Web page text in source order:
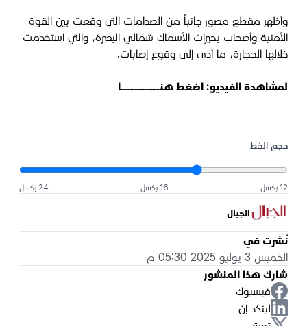
وأظهر مقطع مصور جانباً من الصدامات التي وقعت بين القوة
الأمنية وأصحاب بحيرات الأسماك شمالي البصرة، والتي استخدمت
خلالها الحجارة، ما أدى إلى وقوع إصابات.
لمشاهدة الفيديو: اضغط هنــــــــــــــا
حجم الخط
12 بكسل 16 بكسل 24 بكسل
الجبال
نُشرت في
الخميس 3 يوليو 2025 05:30 م
شارك هذا المنشور
فيسبوك
لينكد إن